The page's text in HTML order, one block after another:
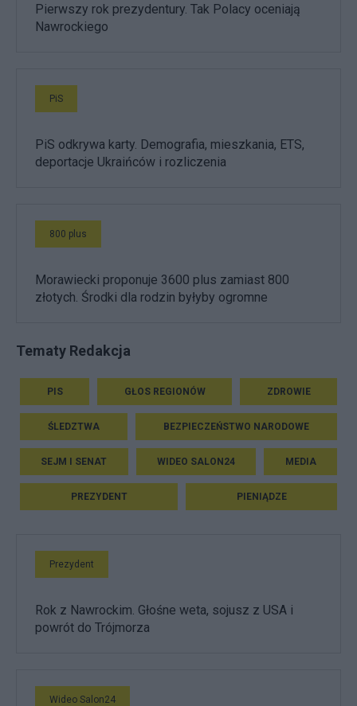
Pierwszy rok prezydentury. Tak Polacy oceniają
Nawrockiego
PiS
PiS odkrywa karty. Demografia, mieszkania, ETS,
deportacje Ukraińców i rozliczenia
800 plus
Morawiecki proponuje 3600 plus zamiast 800
złotych. Środki dla rodzin byłyby ogromne
Tematy Redakcja
PIS GŁOS REGIONÓW ZDROWIE
ŚLEDZTWA BEZPIECZEŃSTWO NARODOWE
SEJM I SENAT WIDEO SALON24 MEDIA
PREZYDENT PIENIĄDZE
Prezydent
Rok z Nawrockim. Głośne weta, sojusz z USA i
powrót do Trójmorza
Wideo Salon24